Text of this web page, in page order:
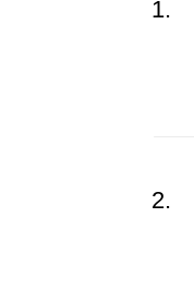
1.
2.